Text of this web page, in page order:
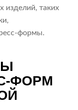
изделий, таких
формы.
ФОРМ